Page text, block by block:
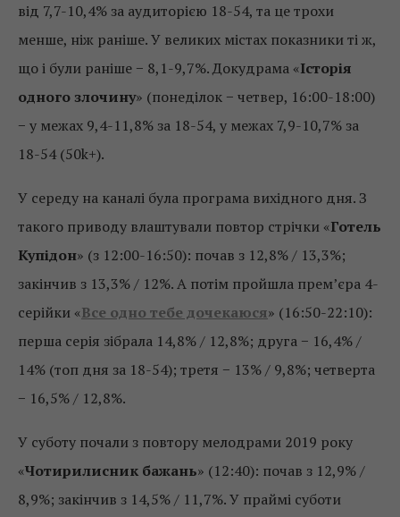
від 7,7-10,4% за аудиторією 18-54, та це трохи
менше, ніж раніше. У великих містах показники ті ж,
що і були раніше − 8,1-9,7%. Докудрама «Історія
одного злочину» (понеділок − четвер, 16:00-18:00)
− у межах 9,4-11,8% за 18-54, у межах 7,9-10,7% за
18-54 (50k+).
У середу на каналі була програма вихідного дня. З
такого приводу влаштували повтор стрічки «Готель
Купідон» (з 12:00-16:50): почав з 12,8% / 13,3%;
закінчив з 13,3% / 12%. А потім пройшла прем’єра 4-
серійки «Все одно тебе дочекаюся» (16:50-22:10):
перша серія зібрала 14,8% / 12,8%; друга − 16,4% /
14% (топ дня за 18-54); третя − 13% / 9,8%; четверта
− 16,5% / 12,8%.
У суботу почали з повтору мелодрами 2019 року
«Чотирилисник бажань» (12:40): почав з 12,9% /
8,9%; закінчив з 14,5% / 11,7%. У праймі суботи